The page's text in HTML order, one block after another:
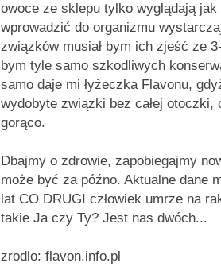
owoce ze sklepu tylko wyglądają
wprowadzić do organizmu
związków musiał bym ich zjeść ze
bym tyle samo szkodliwych
samo daje mi łyżeczka Flavonu,
wydobyte związki bez całej otoczki,
gorąco.
Dbajmy o zdrowie, zapobiegajmy
może być za późno. Aktualne dane
lat CO DRUGI człowiek umrze na
takie Ja czy Ty? Jest nas dwóch...
zrodlo: flavon.info.pl